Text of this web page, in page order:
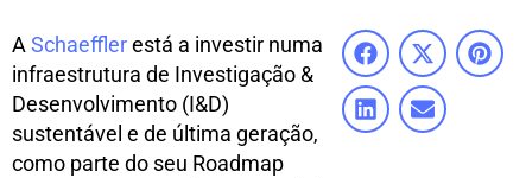
ASchaefflerestá a investir numa
infraestrutura de Investigação &
Desenvolvimento (I&D)
sustentável e de última geração,
como parte do seu Roadmap